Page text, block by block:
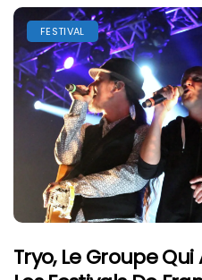
FESTIVAL
Tryo, Le Groupe